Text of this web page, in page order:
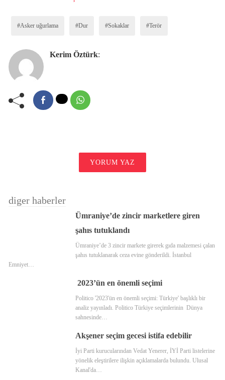
#Asker uğurlama #Dur #Sokaklar #Terör
Kerim Öztürk:
YORUM YAZ
diger haberler
Ümraniye’de zincir marketlere giren
şahıs tutuklandı
Ümraniye’de 3 zincir markete girerek gıda malzemesi çalan
şahıs tutuklanarak ceza evine gönderildi. İstanbul
Emniyet…
2023’ün en önemli seçimi
Politico '2023'ün en önemli seçimi: Türkiye' başlıklı bir
analiz yayınladı. Politico Türkiye seçimlerinin Dünya
sahnesinde…
Akşener seçim gecesi istifa edebilir
İyi Parti kurucularından Vedat Yenerer, İYİ Parti listelerine
yönelik eleştirilere ilişkin açıklamalarda bulundu. Ulusal
Kanal'da…